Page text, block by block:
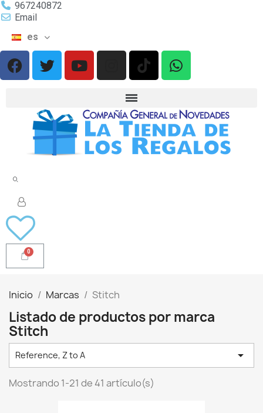
967240872
Email
es
Inicio Marcas Stitch
Listado de productos por marca
Stitch
Reference, Z to A 
Mostrando 1-21 de 41 artículo(s)